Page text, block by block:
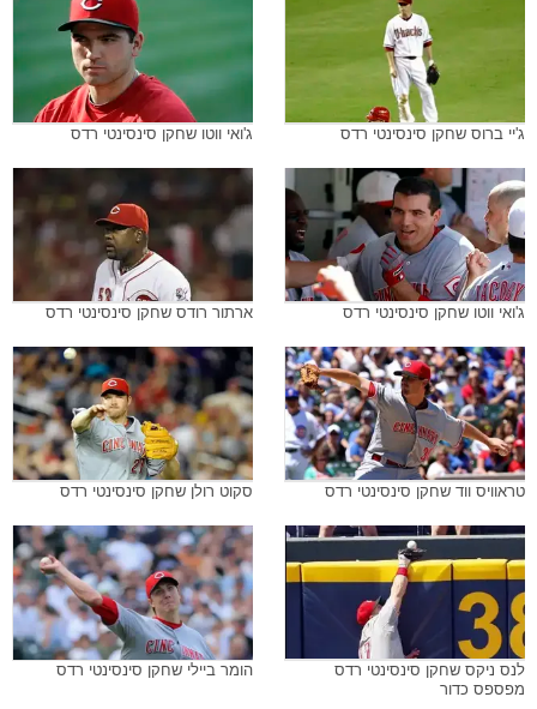
ג'יי ברוס שחקן סינסינטי רדס ג'ואי ווטו שחקן סינסינטי רדס
ג'ואי ווטו שחקן סינסינטי רדס ארתור רודס שחקן סינסינטי רדס
טראוויס ווד שחקן סינסינטי רדס סקוט רולן שחקן סינסינטי רדס
לנס ניקס שחקן סינסינטי רדס
מפספס כדור
הומר ביילי שחקן סינסינטי רדס